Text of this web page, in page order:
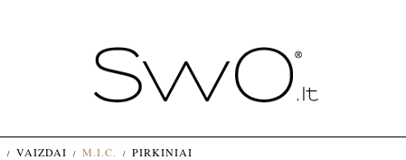
VAIZDAI M.I.C. PIRKINIAI